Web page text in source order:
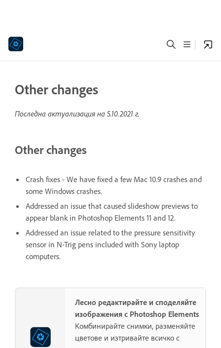
Other changes
Последна актуализация на 5.10.2021 г.
Other changes
Crash fixes - We have fixed a few Mac 10.9 crashes and
some Windows crashes.
Addressed an issue that caused slideshow previews to
appear blank in Photoshop Elements 11 and 12.
Addressed an issue related to the pressure sensitivity
sensor in N-Trig pens included with Sony laptop
computers.
Лесно редактирайте и споделяйте
изображения с Photoshop Elements
Комбинирайте снимки, разменяйте
цветове и изтривайте всичко с